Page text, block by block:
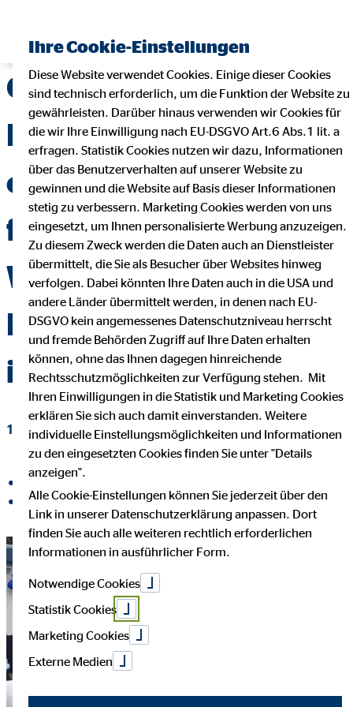
OVB Landesdirektor
Martin Wagner
organisiert Tombola
für Matteos größten
Wunsch – die
Delfintherapie rückt
immer näher
16. Juni 2016| OVB Hilfswerk
auf Facebook teilen
auf LinkedIn teilen
Ihre Cookie-Einstellungen
Diese Website verwendet Cookies. Einige dieser Cookies
sind technisch erforderlich, um die Funktion der Website zu
gewährleisten. Darüber hinaus verwenden wir Cookies für
die wir Ihre Einwilligung nach EU-DSGVO Art.6 Abs.1 lit. a
erfragen. Statistik Cookies nutzen wir dazu, Informationen
über das Benutzerverhalten auf unserer Website zu
gewinnen und die Website auf Basis dieser Informationen
stetig zu verbessern. Marketing Cookies werden von uns
eingesetzt, um Ihnen personalisierte Werbung anzuzeigen.
Zu diesem Zweck werden die Daten auch an Dienstleister
übermittelt, die Sie als Besucher über Websites hinweg
verfolgen. Dabei könnten Ihre Daten auch in die USA und
andere Länder übermittelt werden, in denen nach EU-
DSGVO kein angemessenes Datenschutzniveau herrscht
und fremde Behörden Zugriff auf Ihre Daten erhalten
können, ohne das Ihnen dagegen hinreichende
Rechtsschutzmöglichkeiten zur Verfügung stehen. Mit
Ihren Einwilligungen in die Statistik und Marketing Cookies
erklären Sie sich auch damit einverstanden. Weitere
individuelle Einstellungsmöglichkeiten und Informationen
zu den eingesetzten Cookies finden Sie unter "Details
anzeigen".
Alle Cookie-Einstellungen können Sie jederzeit über den
Link in unserer Datenschutzerklärung anpassen. Dort
finden Sie auch alle weiteren rechtlich erforderlichen
Informationen in ausführlicher Form.
Notwendige Cookies
Statistik Cookies
Marketing Cookies
Externe Medien